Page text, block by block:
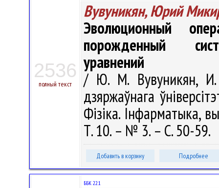
2536
полный текст
Вувуникян, Юрий
Эволюционный
порожденный
уравнений
/ Ю. М. Вувуникян, И.
дзяржаўнага
Фізіка. Інфарматыка,
Т. 10. – № 3. – С. 50-59.
Добавить в корзину Подробнее
ББК 22.1